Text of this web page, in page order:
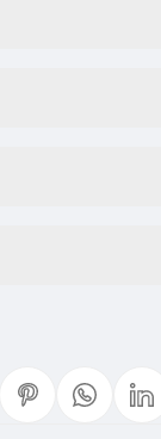
ederiz.